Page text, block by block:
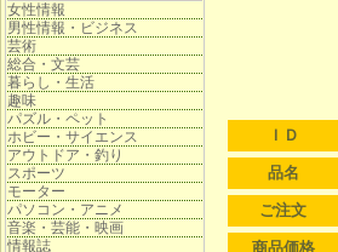
女性情報
男性情報・ビジネス
芸術
総合・文芸
暮らし・生活
趣味
パズル・ペット
ホビー・サイエンス
アウトドア・釣り
スポーツ
モーター
パソコン・アニメ
音楽・芸能・映画
情報誌
ＩＤ
品名
ご注文
商品価格